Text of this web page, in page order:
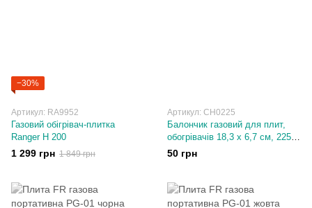
−30%
Артикул: RA9952
Газовий обігрівач-плитка
Ranger Н 200
1 299 грн 1 849 грн
Артикул: СН0225
Балончик газовий для плит,
обогрівачів 18,3 х 6,7 см, 225
грам
50 грн